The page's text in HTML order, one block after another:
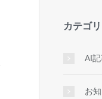
カテゴ
AI
お